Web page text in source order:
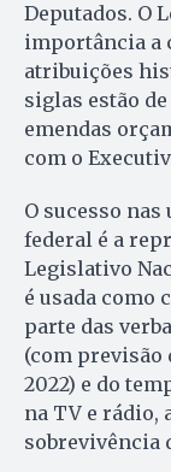
Deputados. O
importância a
atribuições
siglas estão
emendas
com o
O sucesso
federal é a
Legislativo
é usada como
parte das
(com previsão
2022) e do
na TV e rádio,
sobrevivência